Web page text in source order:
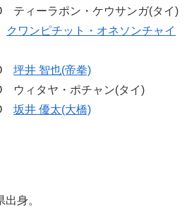
ィーラポン・ケウサンガ(タイ)
クワンピチット・オネソンチャイ
坪井 智也(帝拳)
ィタヤ・ポチャン(タイ)
坂井 優太(大橋)
身。